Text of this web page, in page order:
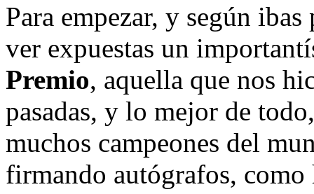
Para empezar, y según
ver expuestas un
Premio, aquella que nos
pasadas, y lo mejor de
muchos campeones del
firmando autógrafos,